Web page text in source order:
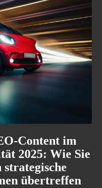
Content im
2025: Wie Sie
übertreffen